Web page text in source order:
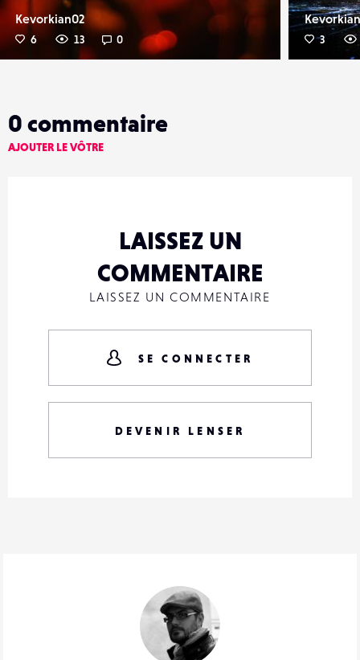
Kevorkian02
6 13 0 3
0 commentaire
AJOUTER LE VÔTRE
LAISSEZ UN
COMMENTAIRE
LAISSEZ UN COMMENTAIRE
SE CONNECTER
DEVENIR LENSER